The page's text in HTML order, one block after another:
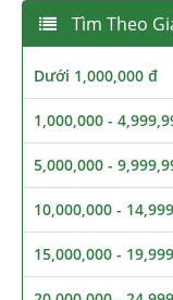
Tìm Theo
Dưới 1,000,000 đ
1,000,000 -
5,000,000 -
10,000,000 -
15,000,000 -